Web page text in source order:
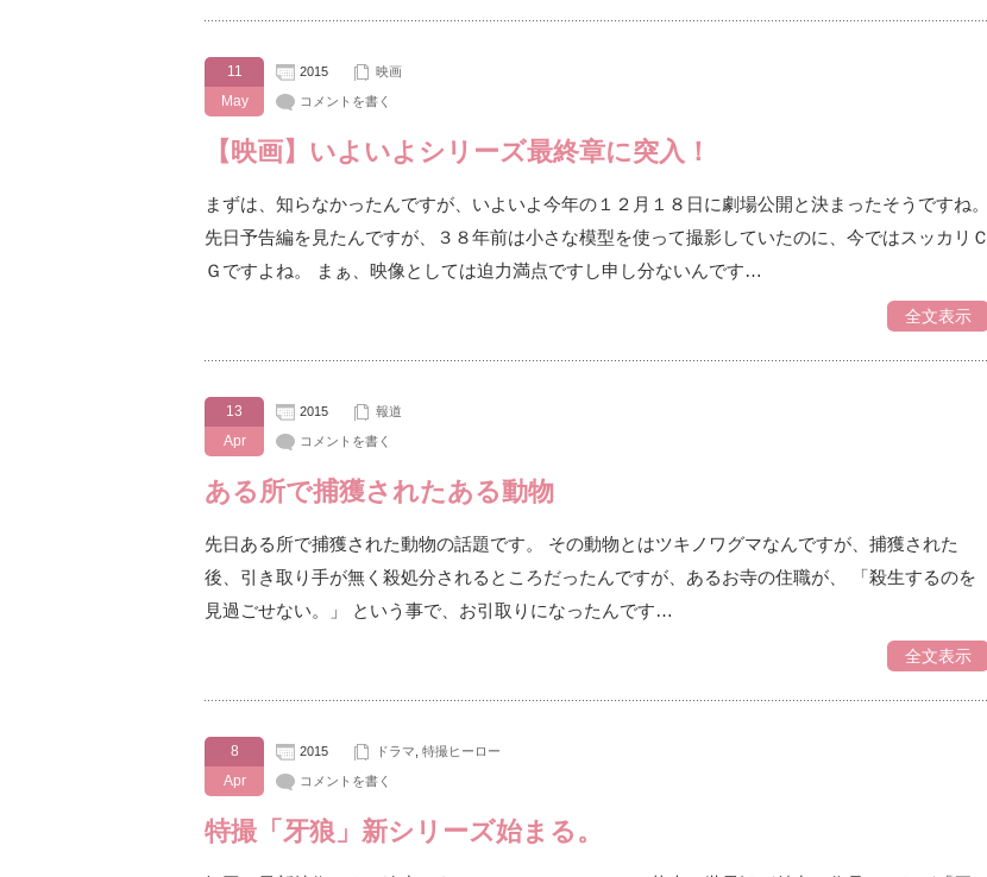
11
May
2015 映画
コメントを書く
【映画】いよいよシリーズ最終章に突入！
まずは、知らなかったんですが、いよいよ今年の１２月１８日に劇場公開と決まったそうですね。
先日予告編を見たんですが、３８年前は小さな模型を使って撮影していたのに、今ではスッカリＣ
Ｇですよね。 まぁ、映像としては迫力満点ですし申し分ないんです…
全文表示
13
Apr
2015 報道
コメントを書く
ある所で捕獲されたある動物
先日ある所で捕獲された動物の話題です。 その動物とはツキノワグマなんですが、捕獲された
後、引き取り手が無く殺処分されるところだったんですが、あるお寺の住職が、 「殺生するのを
見過ごせない。」 という事で、お引取りになったんです…
全文表示
8
Apr
2015 ドラマ 特撮ヒーロー
コメントを書く
特撮「牙狼」新シリーズ始まる。